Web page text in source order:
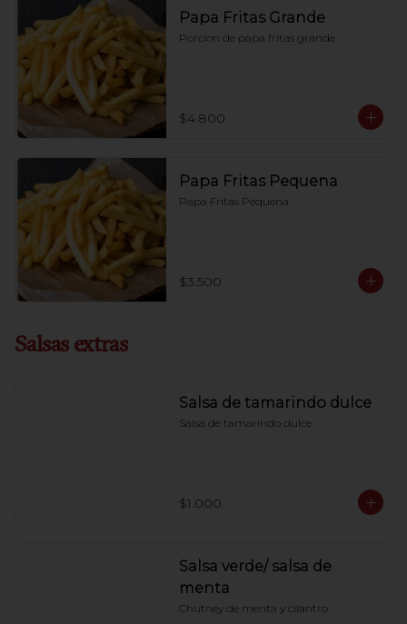
Papa Fritas Grande
Porcion de papa fritas grande.
$4.800
Papa Fritas Pequena
Papa Fritas Pequena
$3.500
Salsas extras
Salsa de tamarindo dulce
Salsa de tamarindo dulce.
$1.000
Salsa verde/ salsa de
menta
Chutney de menta y cilantro.